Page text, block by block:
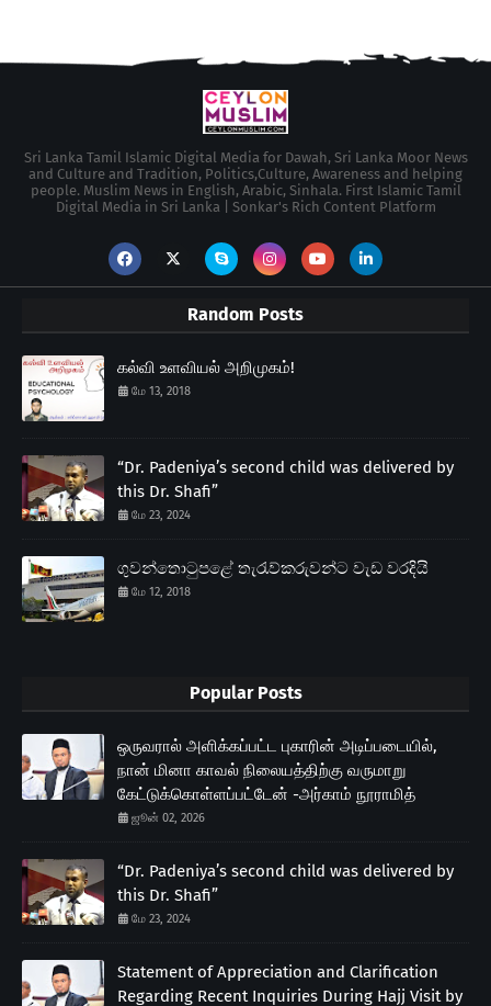
Sri Lanka Tamil Islamic Digital Media for Dawah, Sri Lanka Moor News
and Culture and Tradition, Politics,Culture, Awareness and helping
people. Muslim News in English, Arabic, Sinhala. First Islamic Tamil
Digital Media in Sri Lanka | Sonkar's Rich Content Platform
Random Posts
கல்வி உளவியல் அறிமுகம்!
மே 13, 2018
“Dr. Padeniya’s second child was delivered by
this Dr. Shafi”
மே 23, 2024
ගුවන්තොටුපළේ තැරැව්කරුවන්ට වැඩ වරදියි
மே 12, 2018
Popular Posts
ஒருவரால் அளிக்கப்பட்ட புகாரின் அடிப்படையில்,
நான் மினா காவல் நிலையத்திற்கு வருமாறு
கேட்டுக்கொள்ளப்பட்டேன் -அர்காம் நூராமித்
ஜூன் 02, 2026
“Dr. Padeniya’s second child was delivered by
this Dr. Shafi”
மே 23, 2024
Statement of Appreciation and Clarification
Regarding Recent Inquiries During Hajj Visit by